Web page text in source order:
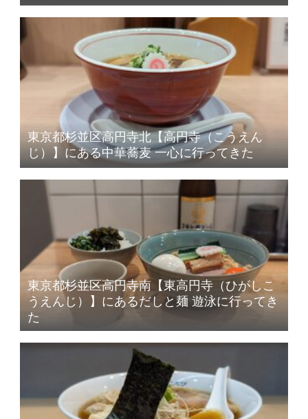
東京都杉並区高円寺北【高円寺（こうえん
じ）】にある中華蕎麦 一心に行ってきた
東京都杉並区高円寺南【東高円寺（ひがしこ
うえんじ）】にあるだしと麺 遊泳に行ってき
た